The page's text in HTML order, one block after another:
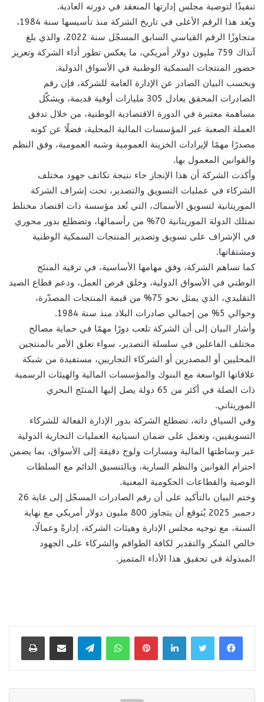
تنفيذًا لتوصية مجلس إدارتها المنعقد في دورته العادية.
ويُعد هذا الرقم الأعلى في تاريخ الشركة منذ تأسيسها سنة 1984،
متجاوزًا الرقم القياسي السابق المسجّل سنة 2022، والذي بلغ
آنذاك 759 مليون دولار أمريكي، ما يعكس تطور أداء الشركة وتعزيز
حضور المنتجات السمكية الوطنية في الأسواق الدولية.
وبحسب البيان الصادر عن الإدارة العامة للشركة، فإن رقم
الصادرات المحقق يعادل 305 مليارات أوقية قديمة، ويشكّل
مساهمة معتبرة في الدورة الاقتصادية الوطنية، من خلال تدفق
العملة الصعبة عبر المؤسسات المالية المحلية، فضلًا عن كونه
مصدرًا مهمًا لإيرادات الخزينة العمومية وشبه العمومية، وفق النظم
والقوانين المعمول بها.
وأكدت الشركة أن هذا الإنجاز جاء نتيجة تكاتف جهود مختلف
الشركاء في عمليات التسويق والتصدير، تحت إشراف الشركة
الموريتانية لتسويق الأسماك، التي تُعد مؤسسة ذات اقتصاد مختلط
تمتلك الدولة الموريتانية 70% من رأسمالها، وتضطلع بدور محوري
في الإشراف على تسويق وتصدير المنتجات السمكية الوطنية
ومشتقاتها.
كما تساهم الشركة، وفق مهامها الأساسية، في ترقية المنتَج
الوطني في الأسواق الدولية، وخلق فرص العمل، ودعم قطاع الصيد
التقليدي، الذي يمثل نحو 75% من قيمة المنتجات المصدّرة،
وحوالي 5% من إجمالي صادرات البلاد منذ سنة 1984.
وأشار البيان إلى أن الشركة تلعب دورًا مهمًا في حماية مصالح
مختلف الفاعلين في سلسلة التصدير، سواء تعلق الأمر بالمنتجين
المحليين أو المصدرين أو الشركاء التجاريين، مستفيدة من شبكة
علاقاتها الواسعة مع البنوك والمؤسسات المالية والهيئات الرسمية
ذات الصلة في أكثر من 65 دولة يصل إليها المنتَج البحري
الموريتاني.
وفي السياق ذاته، تضطلع الشركة بدور الإدارة الفعالة للشركاء
التسويقيين، وتعمل على ضمان انسيابية العمليات التجارية الدولية
عبر وساطتها المالية ومسارات ولوج دقيقة إلى الأسواق، بما يضمن
احترام القوانين والنظم السارية، وبالتنسيق الدائم مع السلطات
الوصية والقطاعات الحكومية المعنية.
وختم البيان بالتأكيد على أن رقم الصادرات المسجّل إلى غاية 26
دجمبر 2025 يُتوقع أن يتجاوز 800 مليون دولار أمريكي مع نهاية
السنة، مع توجيه مجلس الإدارة وهيئات الشركة، إدارةً وعمالًا،
خالص الشكر والتقدير لكافة الطواقم والشركاء على الجهود
المبذولة في تحقيق هذا الأداء المتميز.
لينكدإن بينتيريستواتساب تيلقرام مشاركة عبر البريد طباعة